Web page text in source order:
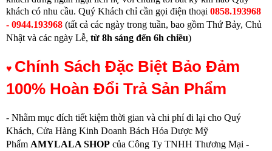
khách có nhu cầu. Quý Khách chỉ cần gọi điện thoại 0858.193968
- 0944.193968 (tất cả các ngày trong tuần, bao gồm Thứ Bảy, Chủ
Nhật và các ngày Lễ, từ 8h sáng đến 6h chiều)
♥ Chính Sách Đặc Biệt Bảo Đảm
100% Hoàn Đổi Trả Sản Phẩm
- Nhằm mục đích tiết kiệm thời gian và chi phí đi lại cho Quý
Khách, Cửa Hàng Kinh Doanh Bách Hóa Dược Mỹ
Phẩm AMYLALA SHOP của Công Ty TNHH Thương Mại -